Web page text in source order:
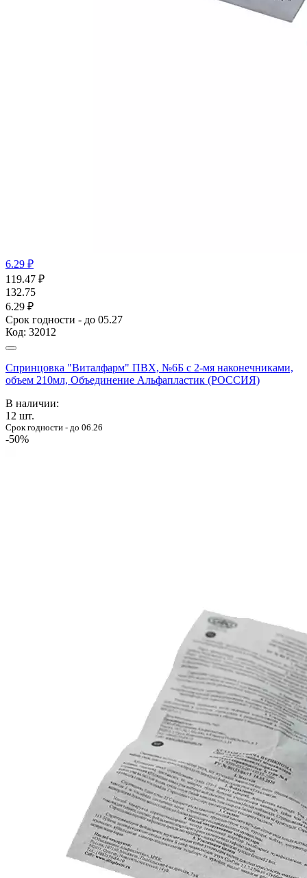
6.29 ₽
119.47 ₽
132.75
6.29 ₽
Срок годности - до 05.27
Код: 32012
Спринцовка "Виталфарм" ПВХ, №6Б с 2-мя наконечниками,
объем 210мл, Объединение Альфапластик (РОССИЯ)
В наличии:
12 шт.
Срок годности - до 06.26
-50%